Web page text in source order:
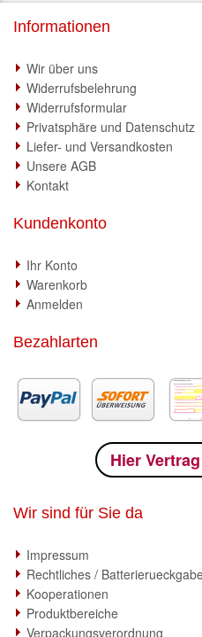
Informationen
Wir über uns
Widerrufsbelehrung
Widerrufsformular
Privatsphäre und Datenschutz
Liefer- und Versandkosten
Unsere AGB
Kontakt
Kundenkonto
Ihr Konto
Warenkorb
Anmelden
Bezahlarten
Hier
Wir sind für Sie da
Impressum
Rechtliches /
Kooperationen
Produktbereiche
Verpackungsverordnung